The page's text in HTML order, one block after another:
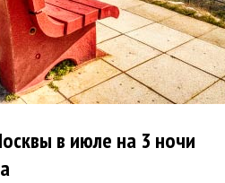
в июле на 3 ночи